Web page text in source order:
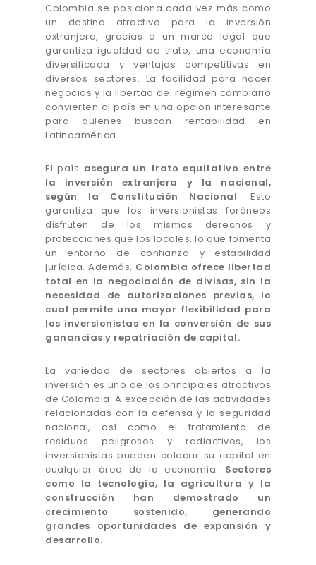
Colombia se posiciona cada vez más como
un destino atractivo para la inversión
extranjera, gracias a un marco legal que
garantiza igualdad de trato, una economía
diversificada y ventajas competitivas en
diversos sectores. La facilidad para hacer
negocios y la libertad del régimen cambiario
convierten al país en una opción interesante
para quienes buscan rentabilidad en
Latinoamérica.
El país asegura un trato equitativo entre
la inversión extranjera y la nacional,
según la Constitución Nacional. Esto
garantiza que los inversionistas foráneos
disfruten de los mismos derechos y
protecciones que los locales, lo que fomenta
un entorno de confianza y estabilidad
jurídica. Además, Colombia ofrece libertad
total en la negociación de divisas, sin la
necesidad de autorizaciones previas, lo
cual permite una mayor flexibilidad para
los inversionistas en la conversión de sus
ganancias y repatriación de capital.
La variedad de sectores abiertos a la
inversión es uno de los principales atractivos
de Colombia. A excepción de las actividades
relacionadas con la defensa y la seguridad
nacional, así como el tratamiento de
residuos peligrosos y radiactivos, los
inversionistas pueden colocar su capital en
cualquier área de la economía. Sectores
como la tecnología, la agricultura y la
construcción han demostrado un
crecimiento sostenido, generando
grandes oportunidades de expansión y
desarrollo.